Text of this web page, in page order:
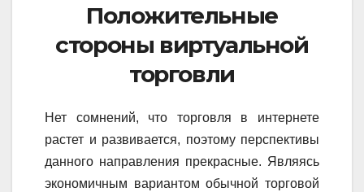
Положительные
стороны виртуальной
торговли
Нет сомнений, что торговля в интернете
растет и развивается, поэтому перспективы
данного направления прекрасные. Являясь
экономичным вариантом обычной торговой